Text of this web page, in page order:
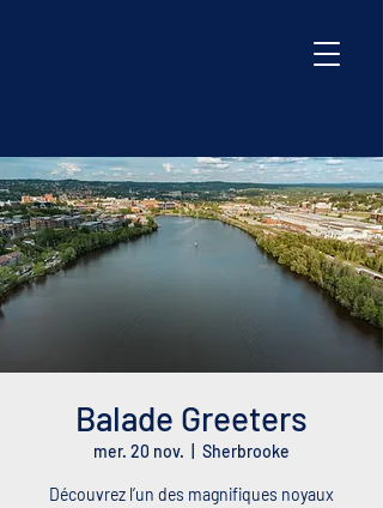
Balade Greeters
mer. 20 nov. Sherbrooke
Découvrez l’un des magnifiques noyaux